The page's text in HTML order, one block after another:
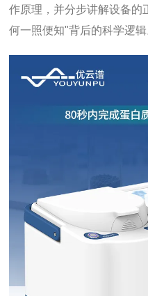
作原理，并分步讲解设备的
何一照便知"背后的科学逻辑